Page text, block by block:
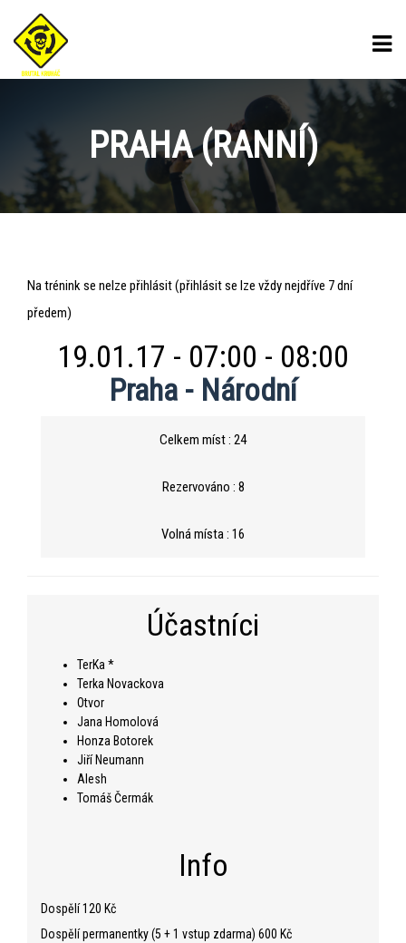
PRAHA (RANNÍ)
Praha
(ranní)
Na trénink se nelze přihlásit (přihlásit se lze vždy nejdříve 7 dní
předem)
19.01.17 - 07:00 - 08:00
Praha - Národní
Celkem míst : 24
Rezervováno : 8
Volná místa : 16
Účastníci
TerKa *
Terka Novackova
Otvor
Jana Homolová
Honza Botorek
Jiří Neumann
Alesh
Tomáš Čermák
Info
Dospělí 120 Kč
Dospělí permanentky (5 + 1 vstup zdarma) 600 Kč